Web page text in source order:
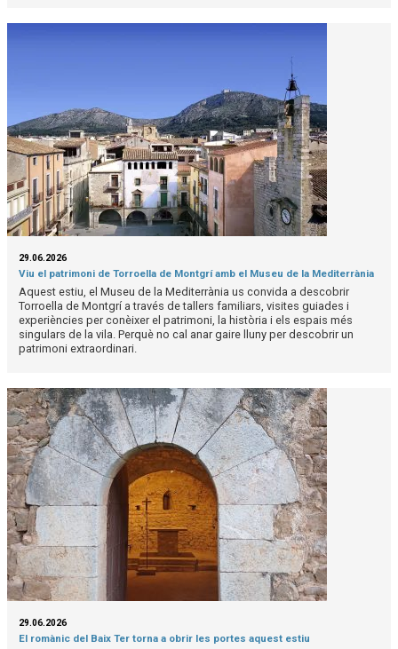
29.06.2026
Viu el patrimoni de Torroella de Montgrí amb el Museu de la Mediterrània
Aquest estiu, el Museu de la Mediterrània us convida a descobrir
Torroella de Montgrí a través de tallers familiars, visites guiades i
experiències per conèixer el patrimoni, la història i els espais més
singulars de la vila. Perquè no cal anar gaire lluny per descobrir un
patrimoni extraordinari.
29.06.2026
El romànic del Baix Ter torna a obrir les portes aquest estiu